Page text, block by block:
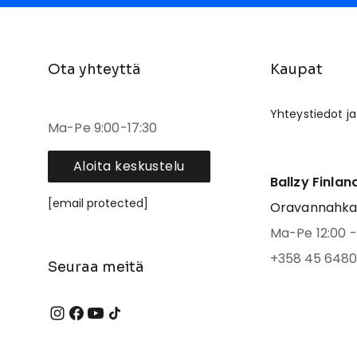
Ota yhteyttä
Ma-Pe 9:00-17:30
Aloita keskustelu
[email protected]
Seuraa meitä
Kaupat
Yhteystiedot
Ballzy
Ma-Pe 12:00 -
+358 45